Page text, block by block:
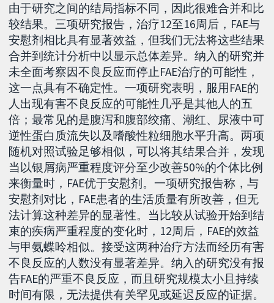
由于研究之间的结局指标不同，因此很难合并和比
较结果。三项研究报告，治疗12至16周后，FAE与
安慰剂相比具有显著效益，但我们无法将这些结果
合并到统计分析中以显示总体差异。纳入的研究并
未全面考察因不良反应而停止FAE治疗的可能性，
这一点具有不确定性。一项研究表明，服用FAE的
人出现有害不良反应的可能性几乎是其他人的五
倍；最常见的是腹泻和腹部绞痛、潮红、尿液中可
逆性蛋白质流失以及嗜酸性粒细胞水平升高。两项
随机对照试验足够相似，可以将其结果合并，发现
当以银屑病严重程度评分至少改善50%的个体比例
来衡量时，FAE优于安慰剂。一项研究报告称，与
安慰剂对比，FAE患者的生活质量有所改善，但无
法计算这种差异的显著性。当比较从试验开始到结
束的疾病严重程度的变化时，12周后，FAE的效益
与甲氨蝶呤相似。接受这两种治疗方法而经历有害
不良反应的人数没有显著差异。纳入的研究没有报
告FAE的严重不良反应，而且研究规模太小且持续
时间有限，无法提供有关罕见或延迟反应的证据。